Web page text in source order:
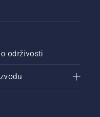
održivosti